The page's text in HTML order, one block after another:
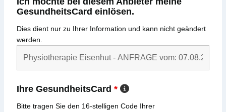
GesundheitsCard einlösen.
Dies dient nur zu Ihrer Information und kann nicht geändert
werden.
Ihre GesundheitsCard *
Bitte tragen Sie den 16-stelligen Code Ihrer